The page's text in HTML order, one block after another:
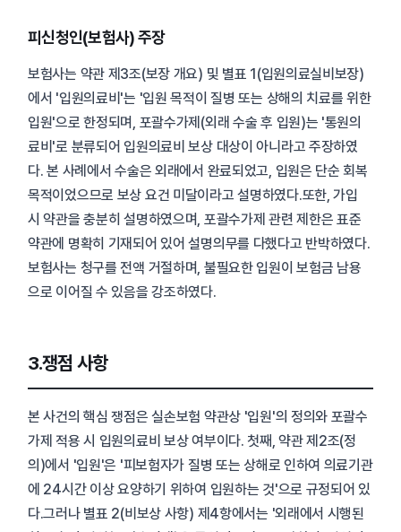
피신청인(보험사) 주장
보험사는 약관 제3조(보장 개요) 및 별표 1(입원의료실비보장)
에서 '입원의료비'는 '입원 목적이 질병 또는 상해의 치료를 위한
입원'으로 한정되며, 포괄수가제(외래 수술 후 입원)는 '통원의
료비'로 분류되어 입원의료비 보상 대상이 아니라고 주장하였
다. 본 사례에서 수술은 외래에서 완료되었고, 입원은 단순 회복
목적이었으므로 보상 요건 미달이라고 설명하였다.또한, 가입
시 약관을 충분히 설명하였으며, 포괄수가제 관련 제한은 표준
약관에 명확히 기재되어 있어 설명의무를 다했다고 반박하였다.
보험사는 청구를 전액 거절하며, 불필요한 입원이 보험금 남용
으로 이어질 수 있음을 강조하였다.
3.쟁점 사항
본 사건의 핵심 쟁점은 실손보험 약관상 '입원'의 정의와 포괄수
가제 적용 시 입원의료비 보상 여부이다. 첫째, 약관 제2조(정
의)에서 '입원'은 '피보험자가 질병 또는 상해로 인하여 의료기관
에 24시간 이상 요양하기 위하여 입원하는 것'으로 규정되어 있
다.그러나 별표 2(비보상 사항) 제4항에서는 '외래에서 시행된